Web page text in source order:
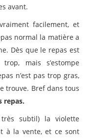
avant.
facilement, et
normal la matière a
Dès que le repas est
mais s’estompe
n’est pas trop gras,
trouve. Bref dans tous
repas.
subtil) la violette
à la vente, et ce sont